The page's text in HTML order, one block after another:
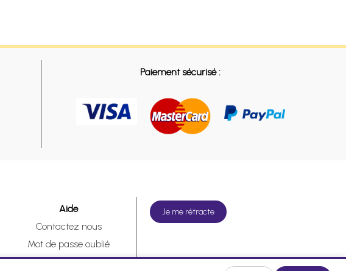
Paiement sécurisé :
Aide
Contactez nous
Mot de passe oublié
Je me rétracte
Je me rétracte